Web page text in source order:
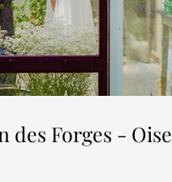
des Forges - Oise